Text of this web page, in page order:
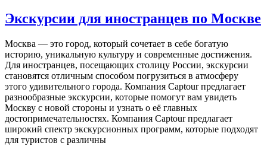
Экскурсии для иностранцев по Москве
Москва — это город, который сочетает в себе богатую
историю, уникальную культуру и современные достижения.
Для иностранцев, посещающих столицу России, экскурсии
становятся отличным способом погрузиться в атмосферу
этого удивительного города. Компания Captour предлагает
разнообразные экскурсии, которые помогут вам увидеть
Москву с новой стороны и узнать о её главных
достопримечательностях. Компания Captour предлагает
широкий спектр экскурсионных программ, которые подходят
для туристов с различны